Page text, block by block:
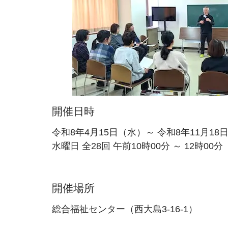
開催日時
令和8年4月15日（水）～ 令和8年11月18
水曜日 全28回 午前10時00分 ～ 12時00分
開催場所
総合福祉センター（西大島3-16-1）